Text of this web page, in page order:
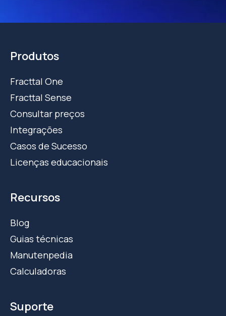
Produtos
Fracttal One
Fracttal Sense
Consultar preços
Integrações
Casos de Sucesso
Licenças educacionais
Recursos
Blog
Guias técnicas
Manutenpedia
Calculadoras
Suporte